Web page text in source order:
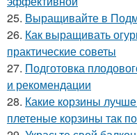
25. Выращивайте в
26. Как выращивать
практические советы
27. Подготовка
и рекомендации
28. Какие корзины
плетеные корзины так